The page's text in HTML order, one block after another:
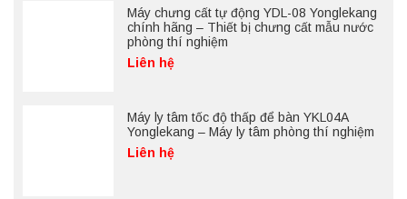
Máy chưng cất tự động YDL-08 Yonglekang
chính hãng – Thiết bị chưng cất mẫu nước
phòng thí nghiệm
Liên hệ
Máy ly tâm tốc độ thấp để bàn YKL04A
Yonglekang – Máy ly tâm phòng thí nghiệm
Liên hệ